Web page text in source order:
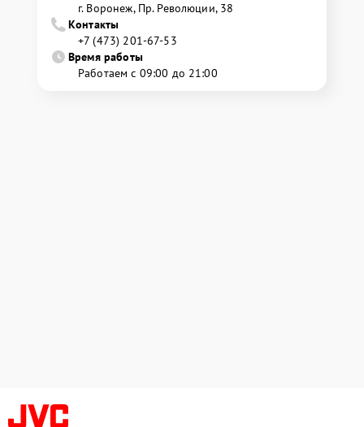
г. Воронеж, Пр. Революции, 38
Контакты
+7 (473) 201-67-53
Время работы
Работаем с 09:00 до 21:00